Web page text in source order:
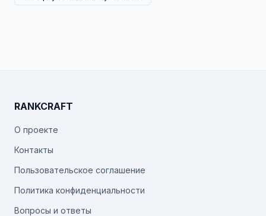
RANKCRAFT
О проекте
Контакты
Пользовательское соглашение
Политика конфиденциальности
Вопросы и ответы